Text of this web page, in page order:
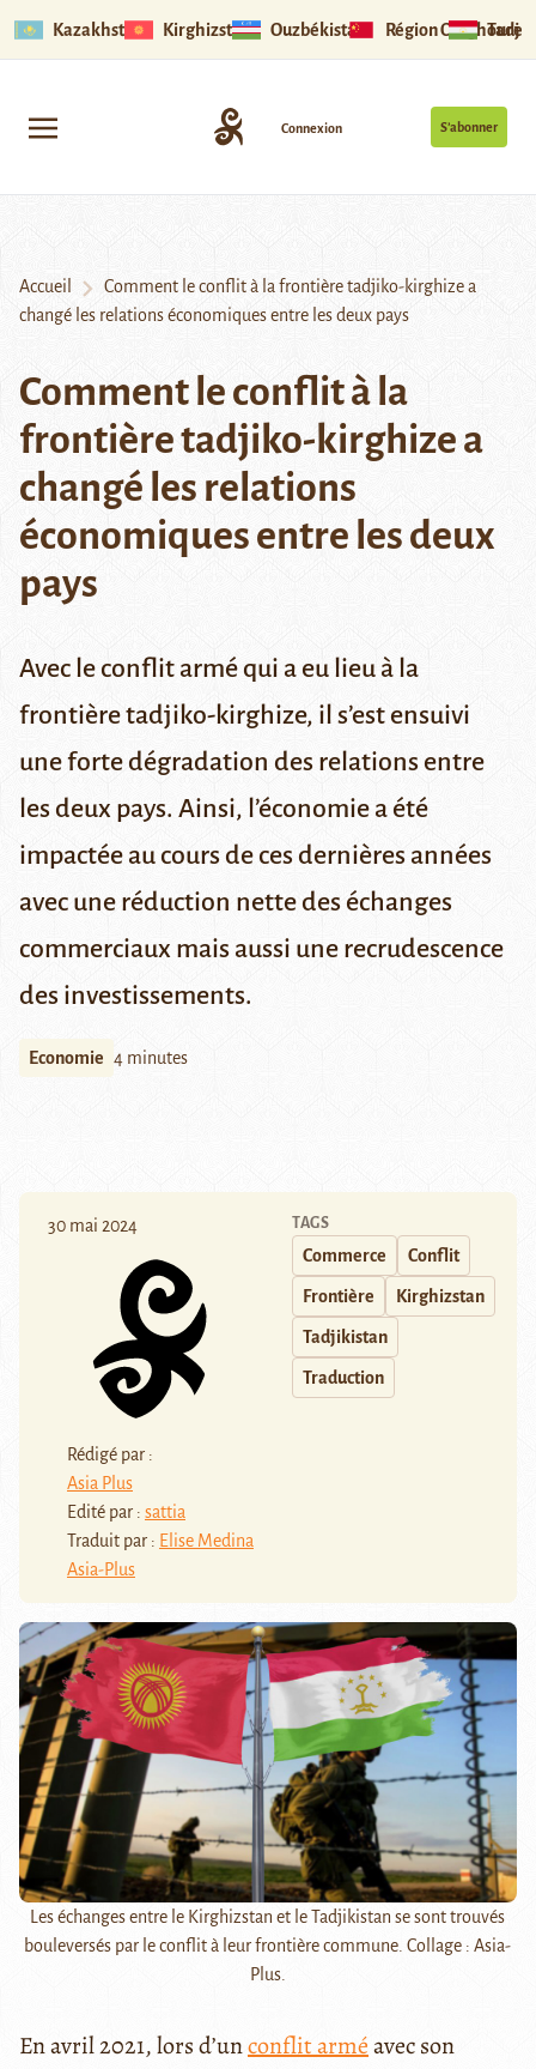
Kazakhstan Kirghizstan Ouzbékistan Région Ouïghoure
S’abonner
Connexion
Accueil
Comment le conflit à la frontière tadjiko-kirghize a
changé les relations économiques entre les deux pays
Comment le conflit à la
frontière tadjiko-kirghize a
changé les relations
économiques entre les deux
pays
Avec le conflit armé qui a eu lieu à la
frontière tadjiko-kirghize, il s’est ensuivi
une forte dégradation des relations entre
les deux pays. Ainsi, l’économie a été
impactée au cours de ces dernières années
avec une réduction nette des échanges
commerciaux mais aussi une recrudescence
des investissements.
Economie 4 minutes
30 mai 2024
Rédigé par :
Asia Plus
Edité par : sattia
Traduit par : Elise Medina
Asia-Plus
TAGS
Commerce Conflit
Frontière Kirghizstan
Tadjikistan
Traduction
Les échanges entre le Kirghizstan et le Tadjikistan se sont trouvés
bouleversés par le conflit à leur frontière commune. Collage : Asia-
Plus.
En avril 2021, lors d’unconflit arméavec son